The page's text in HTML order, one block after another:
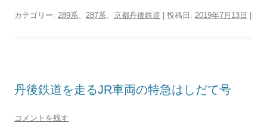
カテゴリー: 289系 287系 京都丹後鉄道 | 投稿日: 2019年7月13日
丹後鉄道を走るJR車両の特急はしだて号
コメントを残す